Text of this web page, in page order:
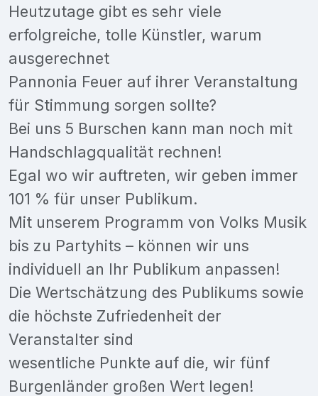
Heutzutage gibt es sehr viele
erfolgreiche, tolle Künstler, warum
ausgerechnet
Pannonia Feuer auf ihrer Veranstaltung
für Stimmung sorgen sollte?
Bei uns 5 Burschen kann man noch mit
Handschlagqualität rechnen!
Egal wo wir auftreten, wir geben immer
101 % für unser Publikum.
Mit unserem Programm von Volks Musik
bis zu Partyhits – können wir uns
individuell an Ihr Publikum anpassen!
Die Wertschätzung des Publikums sowie
die höchste Zufriedenheit der
Veranstalter sind
wesentliche Punkte auf die, wir fünf
Burgenländer großen Wert legen!